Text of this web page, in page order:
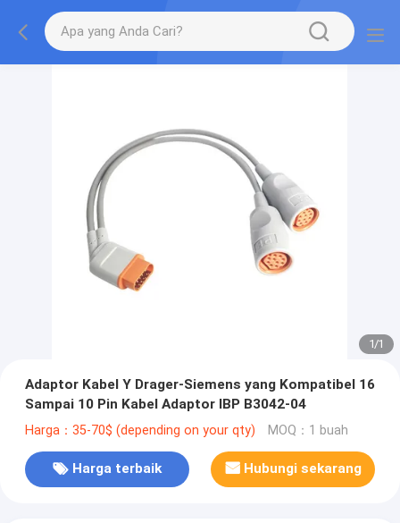
1/1
Adaptor Kabel Y Drager-Siemens yang Kompatibel 16
Sampai 10 Pin Kabel Adaptor IBP B3042-04
Harga：35-70$ (depending on your qty) MOQ：1 buah
Harga terbaik Hubungi sekarang